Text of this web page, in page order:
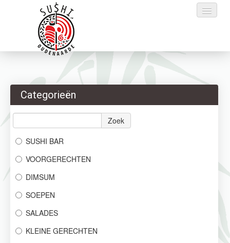
Bestellen
Reservaties
Login
Categorieën
Zoek
SUSHI BAR
VOORGERECHTEN
DIMSUM
SOEPEN
SALADES
KLEINE GERECHTEN